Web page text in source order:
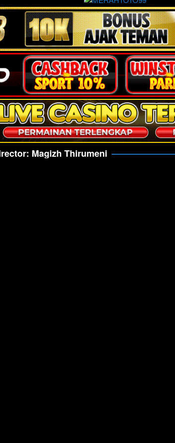
Magizh Thirumeni